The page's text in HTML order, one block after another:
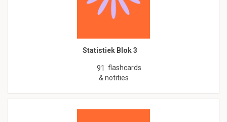
Statistiek Blok 3
91 flashcards
& notities